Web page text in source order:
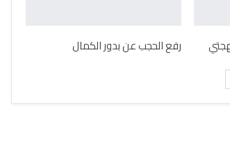
رفع الحجب عن بدور الكمال